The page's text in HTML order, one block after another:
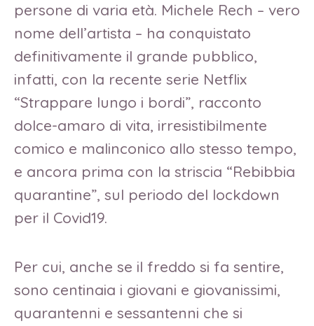
persone di varia età. Michele Rech – vero
nome dell’artista – ha conquistato
definitivamente il grande pubblico,
infatti, con la recente serie Netflix
“Strappare lungo i bordi”, racconto
dolce-amaro di vita, irresistibilmente
comico e malinconico allo stesso tempo,
e ancora prima con la striscia “Rebibbia
quarantine”, sul periodo del lockdown
per il Covid19.
Per cui, anche se il freddo si fa sentire,
sono centinaia i giovani e giovanissimi,
quarantenni e sessantenni che si